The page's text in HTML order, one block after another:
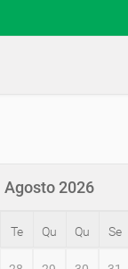
Agosto 2026
Te Qu Qu Se